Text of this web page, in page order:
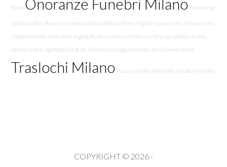
Roma Onoranze Funebri Milano Assistenza
condizionatori Roma Costi mastoplastica additiva Roma Miglior Compro Oro Milano Costo
impianti dentali Azienda di segway Rome Cercare a Milano un chirurgo plastico Costo
fabbro Milano Sgomberi Gratuiti Milano Psicologa economica san Giovanni Roma
Traslochi Milano Prezzo pronto intervento serrature Milano
COPYRIGHT © 2026 -